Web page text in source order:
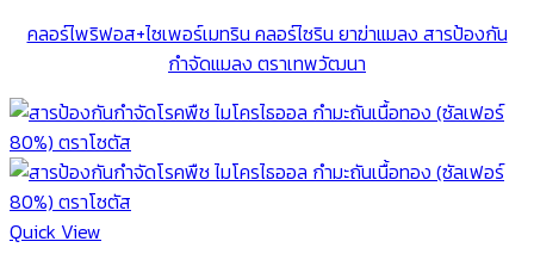
คลอร์ไพริฟอส+ไซเพอร์เมทริน คลอร์ไซริน ยาฆ่าแมลง สารป้องกัน
กำจัดแมลง ตราเทพวัฒนา
Quick View